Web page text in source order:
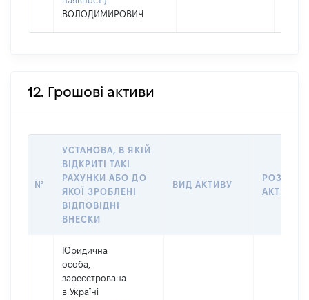
ВОЛОДИМИРОВИЧ
12. Грошові активи
№
УСТАНОВА, В ЯКІЙ
ВІДКРИТІ ТАКІ
РАХУНКИ АБО ДО
ЯКОЇ ЗРОБЛЕНІ
ВІДПОВІДНІ
ВНЕСКИ
ВИД АКТИВУ
РОЗМІР
АКТИВУ
Юридична
особа,
зареєстрована
в Україні